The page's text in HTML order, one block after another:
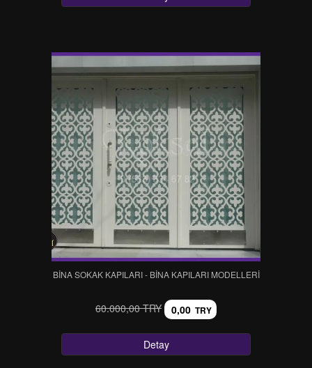
BINA SOKAK KAPILARI - BINA KAPILARI MODELLERI
60.000,00 TRY 0,00 TRY
Detay